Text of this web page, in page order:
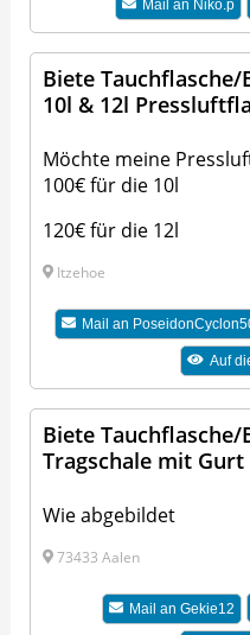
Mail an Niko.p
Biete Tauchflasche/
10l & 12l
Möchte meine
100€ für die 10l
120€ für die 12l
Itzehoe
Mail an
Auf
Biete Tauchflasche/
Tragschale mit Gurt
Wie abgebildet
73433 Aalen
Mail an Gekie12